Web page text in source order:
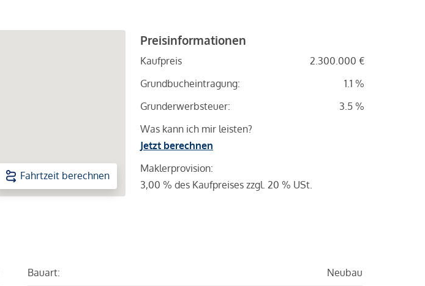
Fahrtzeit berechnen
Preisinformationen
Kaufpreis
2.300.000 €
Grundbucheintragung:
1.1 %
Grunderwerbsteuer:
3.5 %
Was kann ich mir leisten?
Jetzt berechnen
Maklerprovision:
3,00 % des Kaufpreises zzgl. 20 % USt.
Bauart: Neubau